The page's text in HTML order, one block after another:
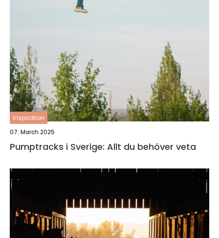
inspiration
07. March 2025
Pumptracks i Sverige: Allt du behöver veta